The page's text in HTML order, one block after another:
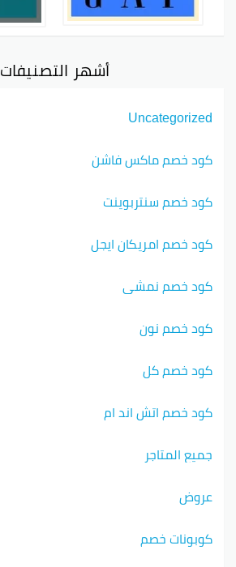
أشهر التصنيفات
Uncategorized
كود خصم ماكس فاشن
كود خصم سنتربوينت
كود خصم امريكان ايجل
كود خصم نمشي
كود خصم نون
كود خصم كل
كود خصم اتش اند ام
جميع المتاجر
عروض
كوبونات خصم